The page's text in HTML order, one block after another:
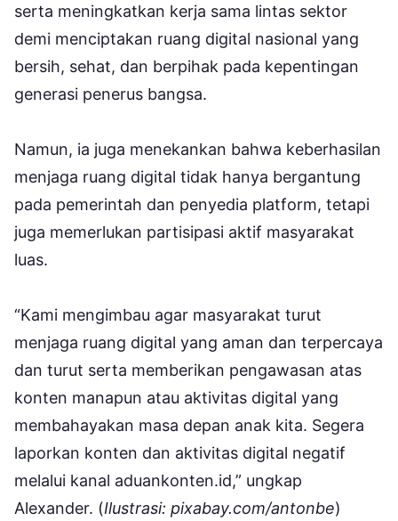
serta meningkatkan kerja sama lintas sektor
demi menciptakan ruang digital nasional yang
bersih, sehat, dan berpihak pada kepentingan
generasi penerus bangsa.
Namun, ia juga menekankan bahwa keberhasilan
menjaga ruang digital tidak hanya bergantung
pada pemerintah dan penyedia platform, tetapi
juga memerlukan partisipasi aktif masyarakat
luas.
“Kami mengimbau agar masyarakat turut
menjaga ruang digital yang aman dan terpercaya
dan turut serta memberikan pengawasan atas
konten manapun atau aktivitas digital yang
membahayakan masa depan anak kita. Segera
laporkan konten dan aktivitas digital negatif
melalui kanal aduankonten.id,” ungkap
Alexander. (Ilustrasi: pixabay.com/antonbe)